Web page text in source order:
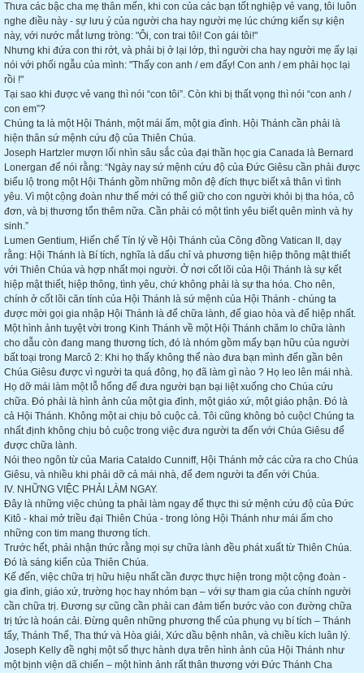
Thưa các bậc cha mẹ thân mến, khi con của các bạn tốt nghiệp vẻ vang, tôi luôn
nghe điều này - sự lưu ý của người cha hay người mẹ lúc chứng kiến sự kiện
này, với nước mắt lưng tròng: "Ôi, con trai tôi! Con gái tôi!"
Nhưng khi đứa con thi rớt, và phải bị ở lại lớp, thì người cha hay người mẹ ấy lại
nói với phối ngẫu của mình: "Thấy con anh / em đấy! Con anh / em phải học lại
rồi !"
Tại sao khi được vẻ vang thì nói “con tôi”. Còn khi bị thất vọng thì nói “con anh /
con em”?
Chúng ta là một Hội Thánh, một mái ấm, một gia đình. Hội Thánh cần phải là
hiện thân sứ mệnh cứu độ của Thiên Chúa.
Joseph Hartzler mượn lối nhìn sâu sắc của đại thần học gia Canada là Bernard
Lonergan để nói rằng: “Ngày nay sứ mệnh cứu độ của Đức Giêsu cần phải được
biểu lộ trong một Hội Thánh gồm những môn đệ đích thực biết xả thân vì tình
yêu. Vì một cộng đoàn như thế mới có thể giữ cho con người khỏi bị tha hóa, cô
đơn, và bị thương tổn thêm nữa. Cần phải có một tình yêu biết quên mình và hy
sinh.”
Lumen Gentium, Hiến chế Tín lý về Hội Thánh của Công đồng Vatican II, dạy
rằng: Hội Thánh là Bí tích, nghĩa là dấu chỉ và phương tiện hiệp thông mật thiết
với Thiên Chúa và hợp nhất mọi người. Ở nơi cốt lõi của Hội Thánh là sự kết
hiệp mật thiết, hiệp thông, tình yêu, chứ không phải là sự tha hóa. Cho nên,
chính ở cốt lõi căn tính của Hội Thánh là sứ mệnh của Hội Thánh - chúng ta
được mời gọi gia nhập Hội Thánh là để chữa lành, để giao hòa và để hiệp nhất.
Một hình ảnh tuyệt vời trong Kinh Thánh về một Hội Thánh chăm lo chữa lành
cho dẫu còn đang mang thương tích, đó là nhóm gồm mấy bạn hữu của người
bất toại trong Marcô 2: Khi họ thấy không thể nào đưa bạn mình đến gần bên
Chúa Giêsu được vì người ta quá đông, họ đã làm gì nào ? Họ leo lên mái nhà.
Họ dỡ mái làm một lỗ hổng để đưa người bạn bại liệt xuống cho Chúa cứu
chữa. Đó phải là hình ảnh của một gia đình, một giáo xứ, một giáo phận. Đó là
cả Hội Thánh. Không một ai chịu bỏ cuộc cả. Tôi cũng không bỏ cuộc! Chúng ta
nhất định không chịu bỏ cuộc trong việc đưa người ta đến với Chúa Giêsu để
được chữa lành.
Nói theo ngôn từ của Maria Cataldo Cunniff, Hội Thánh mở các cửa ra cho Chúa
Giêsu, và nhiều khi phải dỡ cả mái nhà, để đem người ta đến với Chúa.
IV. NHỮNG VIỆC PHẢI LÀM NGAY.
Đây là những việc chúng ta phải làm ngay để thực thi sứ mệnh cứu độ của Đức
Kitô - khai mở triều đại Thiên Chúa - trong lòng Hội Thánh như mái ấm cho
những con tim mang thương tích.
Trước hết, phải nhận thức rằng mọi sự chữa lành đều phát xuất từ Thiên Chúa.
Đó là sáng kiến của Thiên Chúa.
Kế đến, việc chữa trị hữu hiệu nhất cần được thực hiện trong một cộng đoàn -
gia đình, giáo xứ, trường học hay nhóm bạn – với sự tham gia của chính người
cần chữa trị. Đương sự cũng cần phải can đảm tiến bước vào con đường chữa
trị tức là hoán cải. Đừng quên những phương thế của phụng vụ bí tích – Thánh
tẩy, Thánh Thể, Tha thứ và Hòa giải, Xức dầu bệnh nhân, và chiều kích luân lý.
Joseph Kelly đề nghị một số thực hành dựa trên hình ảnh của Hội Thánh như
một bịnh viện dã chiến – một hình ảnh rất thân thương với Đức Thánh Cha